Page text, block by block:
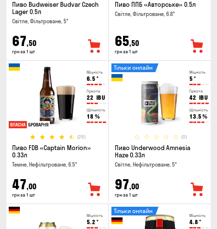
Пиво Budweiser Budvar Czech
Lager 0.5л
Світле, Фільтроване, 5°
67,50
грн за 1 шт
Пиво ППБ «Авторське» 0.5л
Світле, Фільтроване, 6.8°
65,50
грн за 1 шт
Міцність
6.5 °
Гіркота
22 IBU
Щільність
18 %
(26)
Пиво FDB «Captain Morion»
0.33л
Темне, Нефільтроване, 6.5°
47,00
грн за 1 шт
Міцність
5 °
Гіркота
42 IBU
Щільність
13.5 %
(0)
Тільки онлайн
Пиво Underwood Amnesia
Haze 0.33л
Світле, Нефільтроване, 5°
97,00
грн за 1 шт
Міцність
5.2 °
Міцність
4.8 °
Тільки онлайн